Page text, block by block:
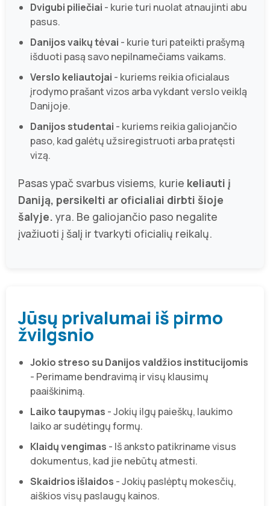
Dvigubi piliečiai - kurie turi nuolat atnaujinti abu
pasus.
Danijos vaikų tėvai - kurie turi pateikti prašymą
išduoti pasą savo nepilnamečiams vaikams.
Verslo keliautojai - kuriems reikia oficialaus
įrodymo prašant vizos arba vykdant verslo veiklą
Danijoje.
Danijos studentai - kuriems reikia galiojančio
paso, kad galėtų užsiregistruoti arba pratęsti
vizą.
Pasas ypač svarbus visiems, kurie keliauti į
Daniją, persikelti ar oficialiai dirbti šioje
šalyje. yra. Be galiojančio paso negalite
įvažiuoti į šalį ir tvarkyti oficialių reikalų.
Jūsų privalumai iš pirmo
žvilgsnio
Jokio streso su Danijos valdžios institucijomis
- Perimame bendravimą ir visų klausimų
paaiškinimą.
Laiko taupymas - Jokių ilgų paieškų, laukimo
laiko ar sudėtingų formų.
Klaidų vengimas - Iš anksto patikriname visus
dokumentus, kad jie nebūtų atmesti.
Skaidrios išlaidos - Jokių paslėptų mokesčių,
aiškios visų paslaugų kainos.